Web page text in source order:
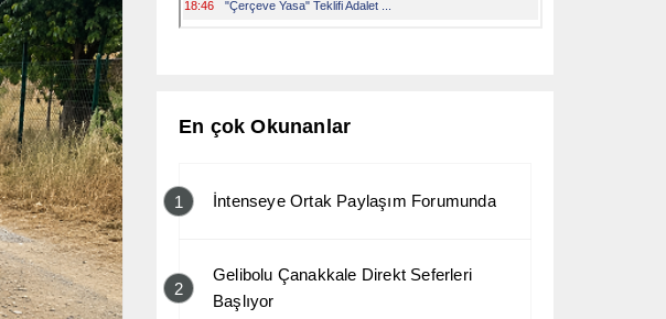
En çok Okunanlar
1 İntenseye Ortak Paylaşım Forumunda
2
Gelibolu Çanakkale Direkt Seferleri
Başlıyor